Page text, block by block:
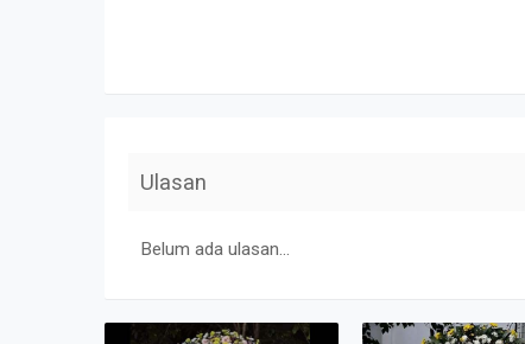
Ulasan
Belum ada ulasan...